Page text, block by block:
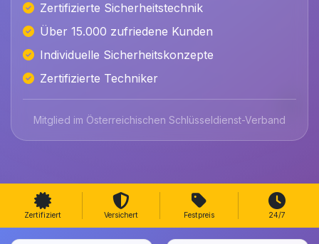
Zertifizierte Sicherheitstechnik
Über 15.000 zufriedene Kunden
Individuelle Sicherheitskonzepte
Zertifizierte Techniker
Mitglied im Österreichischen Schlüsseldienst-Verband
Zertifiziert Versichert Festpreis 24/7